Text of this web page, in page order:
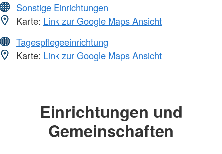
Sonstige Einrichtungen
Karte: Link zur Google Maps Ansicht
Tagespflegeeinrichtung
Karte: Link zur Google Maps Ansicht
Einrichtungen und
Gemeinschaften